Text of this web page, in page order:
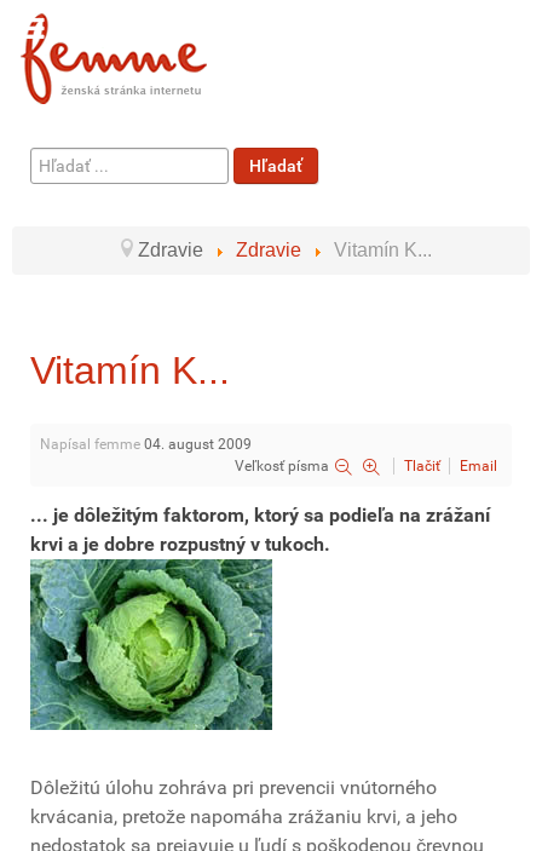
Hľadať
...
Hľadať
Zdravie Zdravie Vitamín K...
Vitamín K...
Napísal femme 04. august 2009
Veľkosť písma
Tlačiť Email
... je dôležitým faktorom, ktorý sa podieľa na zrážaní
krvi a je dobre rozpustný v tukoch.
Dôležitú úlohu zohráva pri prevencii vnútorného
krvácania, pretože napomáha zrážaniu krvi, a jeho
nedostatok sa prejavuje u ľudí s poškodenou črevnou